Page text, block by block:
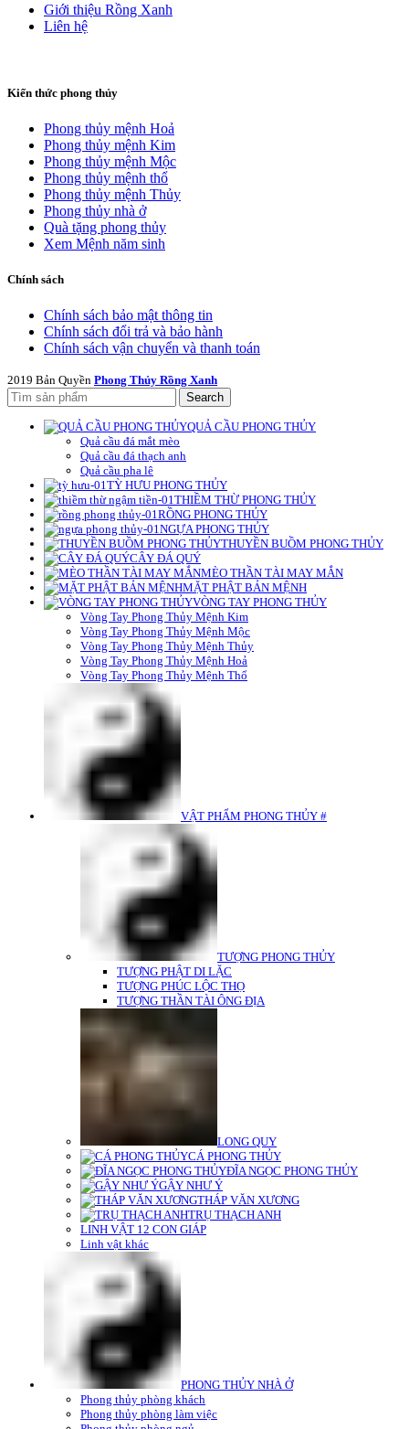
Giới thiệu Rồng Xanh
Liên hệ
Kiến thức phong thủy
Phong thủy mệnh Hoả
Phong thủy mệnh Kim
Phong thủy mệnh Mộc
Phong thủy mệnh thổ
Phong thủy mệnh Thủy
Phong thủy nhà ở
Quà tặng phong thủy
Xem Mệnh năm sinh
Chính sách
Chính sách bảo mật thông tin
Chính sách đổi trả và bảo hành
Chính sách vận chuyển và thanh toán
2019 Bản Quyền Phong Thủy Rồng Xanh
Search
QUẢ CẦU PHONG THỦY
Quả cầu đá mắt mèo
Quả cầu đá thạch anh
Quả cầu pha lê
TỲ HƯU PHONG THỦY
THIỀM THỪ PHONG THỦY
RỒNG PHONG THỦY
NGỰA PHONG THỦY
THUYỀN BUỒM PHONG THỦY
CÂY ĐÁ QUÝ
MÈO THẦN TÀI MAY MẮN
MẶT PHẬT BẢN MỆNH
VÒNG TAY PHONG THỦY
Vòng Tay Phong Thủy Mệnh Kim
Vòng Tay Phong Thủy Mệnh Mộc
Vòng Tay Phong Thủy Mệnh Thủy
Vòng Tay Phong Thủy Mệnh Hoả
Vòng Tay Phong Thủy Mệnh Thổ
VẬT PHẨM PHONG THỦY #
TƯỢNG PHONG THỦY
TƯỢNG PHẬT DI LẶC
TƯỢNG PHÚC LỘC THỌ
TƯỢNG THẦN TÀI ÔNG ĐỊA
LONG QUY
CÁ PHONG THỦY
ĐĨA NGỌC PHONG THỦY
GẬY NHƯ Ý
THÁP VĂN XƯƠNG
TRỤ THẠCH ANH
LINH VẬT 12 CON GIÁP
Linh vật khác
PHONG THỦY NHÀ Ở
Phong thủy phòng khách
Phong thủy phòng làm việc